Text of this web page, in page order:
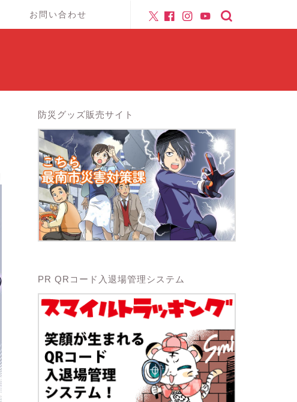
お問い合わせ
防災グッズ販売サイト
PR QRコード入退場管理システム